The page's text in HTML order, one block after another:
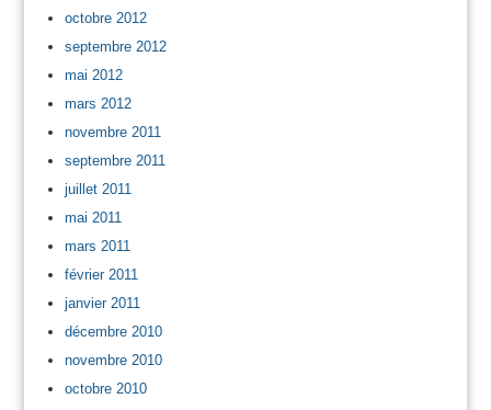
octobre 2012
septembre 2012
mai 2012
mars 2012
novembre 2011
septembre 2011
juillet 2011
mai 2011
mars 2011
février 2011
janvier 2011
décembre 2010
novembre 2010
octobre 2010